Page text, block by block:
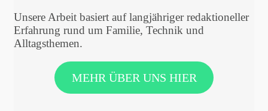
Unsere Arbeit basiert auf langjähriger redaktioneller
Erfahrung rund um Familie, Technik und
Alltagsthemen.
MEHR ÜBER UNS HIER